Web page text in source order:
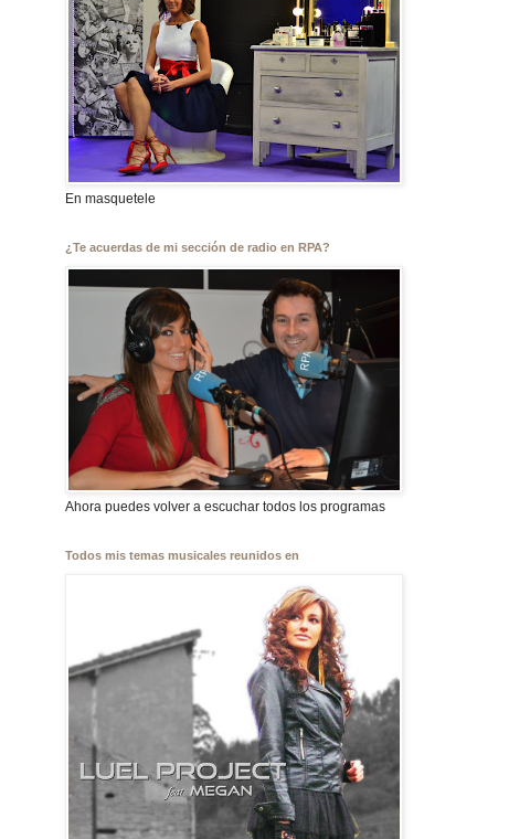
En masquetele
¿Te acuerdas de mi sección de radio en RPA?
Ahora puedes volver a escuchar todos los programas
Todos mis temas musicales reunidos en